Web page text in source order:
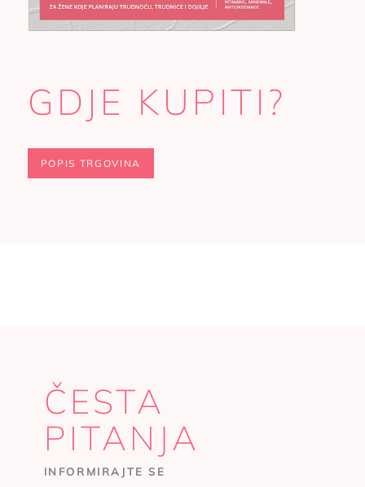
GDJE KUPITI?
POPIS TRGOVINA
ČESTA
PITANJA
INFORMIRAJTE SE